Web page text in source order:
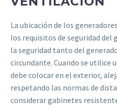
La ubicación de los
los requisitos de seguridad del
la seguridad tanto del
circundante. Cuando se utilice
debe colocar en el exterior,
respetando las normas de
considerar gabinetes